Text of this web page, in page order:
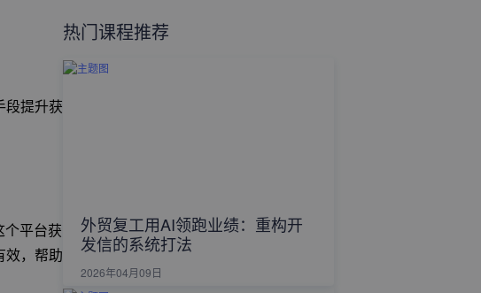
段提升获
平台获
效，帮助
热门课程推荐
外贸复工用AI领跑业绩：重构开
发信的系统打法
2026年04月09日